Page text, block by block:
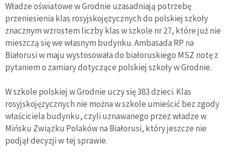
Władze oświatowe w Grodnie uzasadniają potrzebę
przeniesienia klas rosyjskojęzycznych do polskiej szkoły
znacznym wzrostem liczby klas w szkole nr 27, które już nie
mieszczą się we własnym budynku. Ambasada RP na
Białorusi w maju wystosowała do białoruskiego MSZ notę z
pytaniem o zamiary dotyczące polskiej szkoły w Grodnie.
W szkole polskiej w Grodnie uczy się 383 dzieci. Klas
rosyjskojęzycznych nie można w szkole umieścić bez zgody
właściciela budynku, czyli uznawanego przez władze w
Mińsku Związku Polaków na Białorusi, który jeszcze nie
podjął decyzji w tej sprawie.